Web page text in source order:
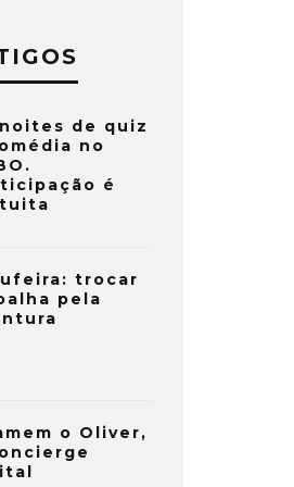
de quiz
no
é
trocar
pela
o Oliver,